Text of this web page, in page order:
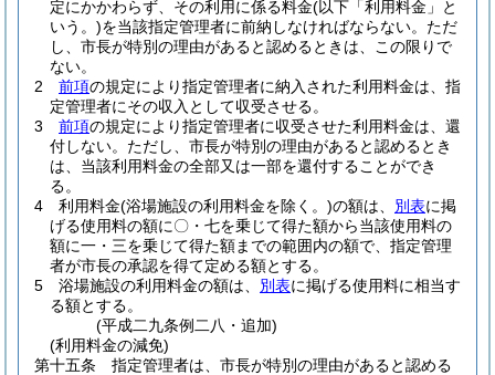
定にかかわらず、その利用に係る料金(以下「利用料金」と
いう。)を当該指定管理者に前納しなければならない。 ただ
し、市長が特別の理由があると認めるときは、この限りで
ない。
2
前項の規定により指定管理者に納入された利用料金は、指
定管理者にその収入として収受させる。
3
前項の規定により指定管理者に収受させた利用料金は、還
付しない。 ただし、市長が特別の理由があると認めるとき
は、当該利用料金の全部又は一部を還付することができ
る。
4
利用料金(浴場施設の利用料金を除く。)の額は、 別表に掲
げる使用料の額に〇・七を乗じて得た額から当該使用料の
額に一・三を乗じて得た額までの範囲内の額で、指定管理
者が市長の承認を得て定める額とする。
5
浴場施設の利用料金の額は、 別表に掲げる使用料に相当す
る額とする。
(平成二九条例二八・追加)
(利用料金の減免)
第十五条
指定管理者は、市長が特別の理由があると認める